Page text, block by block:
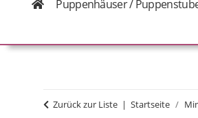
Puppenhäuser /
Zurück zur Liste Startseite